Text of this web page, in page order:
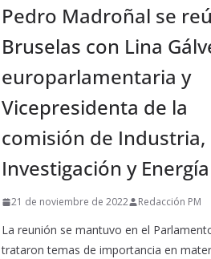
Pedro Madroñal se
Bruselas con Lina
europarlamentaria y
Vicepresidenta de la
comisión de Industria,
Investigación y Energía
21 de noviembre de 2022 Redacción PM
La reunión se mantuvo en el
trataron temas de importancia en